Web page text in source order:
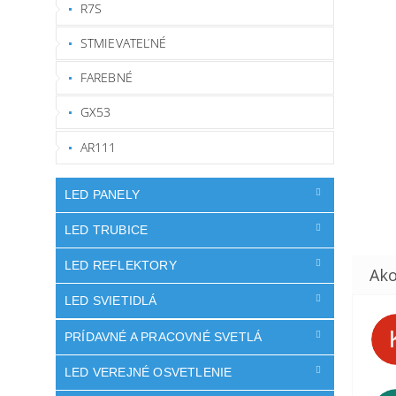
R7S
STMIEVATEĽNÉ
FAREBNÉ
GX53
AR111
LED PANELY
LED TRUBICE
LED REFLEKTORY
LED SVIETIDLÁ
PRÍDAVNÉ A PRACOVNÉ SVETLÁ
LED VEREJNÉ OSVETLENIE